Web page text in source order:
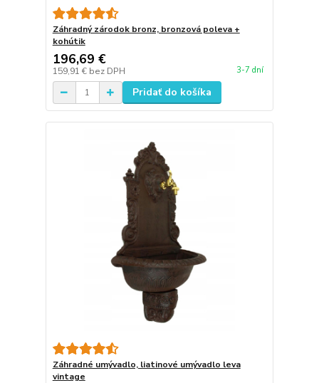
Záhradný zárodok bronz, bronzová poleva +
kohútik
196,69 €
159,91 € bez DPH 3-7 dní
Pridať do košíka
Záhradné umývadlo, liatinové umývadlo leva
vintage